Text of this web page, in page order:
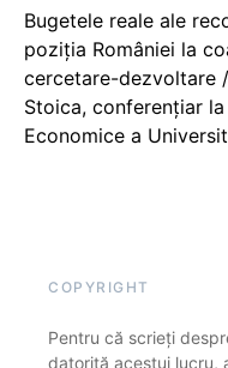
Bugetele reale ale
poziția României la
cercetare-dezvoltare
Stoica, conferențiar
Economice a
COPYRIGHT
Pentru că scrieți
datorită acestui lucru,